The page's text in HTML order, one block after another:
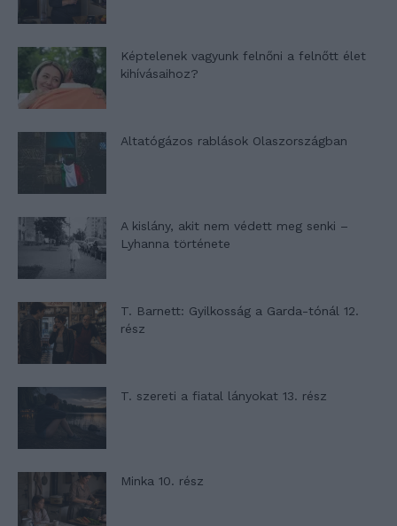
Képtelenek vagyunk felnőni a felnőtt élet
kihívásaihoz?
Altatógázos rablások Olaszországban
A kislány, akit nem védett meg senki –
Lyhanna története
T. Barnett: Gyilkosság a Garda-tónál 12.
rész
T. szereti a fiatal lányokat 13. rész
Minka 10. rész